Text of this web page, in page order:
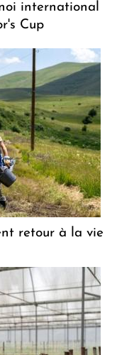
international
Cup
retour à la vie